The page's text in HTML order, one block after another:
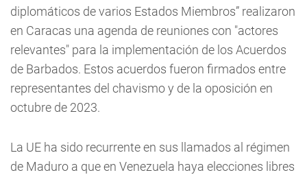
diplomáticos de varios Estados Miembros” realizaron
en Caracas una agenda de reuniones con "actores
relevantes" para la implementación de los Acuerdos
de Barbados. Estos acuerdos fueron firmados entre
representantes del chavismo y de la oposición en
octubre de 2023.
La UE ha sido recurrente en sus llamados al régimen
de Maduro a que en Venezuela haya elecciones libres